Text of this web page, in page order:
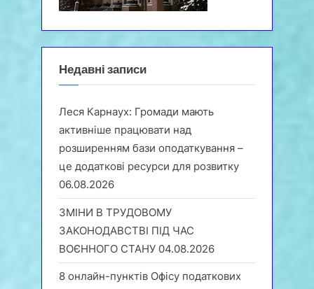
Недавні записи
Леся Карнаух: Громади мають
активніше працювати над
розширенням бази оподаткування –
це додаткові ресурси для розвитку
06.08.2026
ЗМІНИ В ТРУДОВОМУ
ЗАКОНОДАВСТВІ ПІД ЧАС
ВОЄННОГО СТАНУ 04.08.2026
8 онлайн-пунктів Офісу податкових